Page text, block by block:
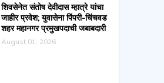
शिवसेनेत संतोष देवीदास म्हात्रे यांचा
जाहीर प्रवेश; युवासेना पिंपरी-चिंचवड
शहर महानगर प्रमुखपदाची जबाबदारी
August 01, 2026